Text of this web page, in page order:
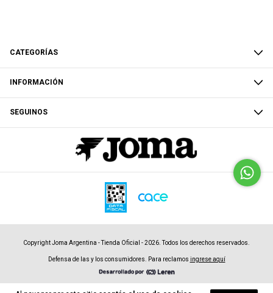
CATEGORÍAS
INFORMACIÓN
SEGUINOS
Copyright Joma Argentina - Tienda Oficial - 2026. Todos los derechos reservados.
Defensa de las y los consumidores. Para reclamos ingrese aquí